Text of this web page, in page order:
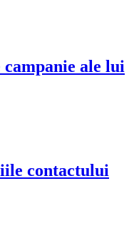
ale lui
contactului